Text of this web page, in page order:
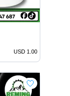
USD 1.00